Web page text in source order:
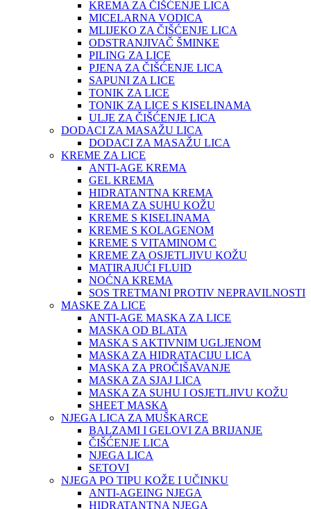
KREMA ZA ČIŠĆENJE LICA
MICELARNA VODICA
MLIJEKO ZA ČIŠĆENJE LICA
ODSTRANJIVAČ ŠMINKE
PILING ZA LICE
PJENA ZA ČIŠĆENJE LICA
SAPUNI ZA LICE
TONIK ZA LICE
TONIK ZA LICE S KISELINAMA
ULJE ZA ČIŠĆENJE LICA
DODACI ZA MASAŽU LICA
DODACI ZA MASAŽU LICA
KREME ZA LICE
ANTI-AGE KREMA
GEL KREMA
HIDRATANTNA KREMA
KREMA ZA SUHU KOŽU
KREME S KISELINAMA
KREME S KOLAGENOM
KREME S VITAMINOM C
KREME ZA OSJETLJIVU KOŽU
MATIRAJUĆI FLUID
NOĆNA KREMA
SOS TRETMANI PROTIV NEPRAVILNOSTI
MASKE ZA LICE
ANTI-AGE MASKA ZA LICE
MASKA OD BLATA
MASKA S AKTIVNIM UGLJENOM
MASKA ZA HIDRATACIJU LICA
MASKA ZA PROČIŠAVANJE
MASKA ZA SJAJ LICA
MASKA ZA SUHU I OSJETLJIVU KOŽU
SHEET MASKA
NJEGA LICA ZA MUŠKARCE
BALZAMI I GELOVI ZA BRIJANJE
ČIŠĆENJE LICA
NJEGA LICA
SETOVI
NJEGA PO TIPU KOŽE I UČINKU
ANTI-AGEING NJEGA
HIDRATANTNA NJEGA